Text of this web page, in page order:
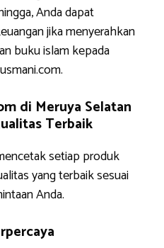
Anda dapat
jika menyerahkan
buku islam kepada
di Meruya Selatan
Terbaik
setiap produk
yang terbaik sesuai
Anda.